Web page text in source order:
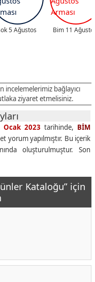
5 Ağustos Bim 11
incelemelerimiz bağlayıcı
ziyaret etmelisiniz.
Ocak 2023 tarihinde, BİM
yorum yapılmıştır. Bu içerik
oluşturulmuştur. Son
Kataloğu” için